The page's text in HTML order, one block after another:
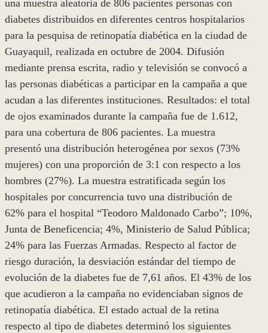
una muestra aleatoria de 806 pacientes personas con
diabetes distribuidos en diferentes centros hospitalarios
para la pesquisa de retinopatía diabética en la ciudad de
Guayaquil, realizada en octubre de 2004. Difusión
mediante prensa escrita, radio y televisión se convocó a
las personas diabéticas a participar en la campaña a que
acudan a las diferentes instituciones. Resultados: el total
de ojos examinados durante la campaña fue de 1.612,
para una cobertura de 806 pacientes. La muestra
presentó una distribución heterogénea por sexos (73%
mujeres) con una proporción de 3:1 con respecto a los
hombres (27%). La muestra estratificada según los
hospitales por concurrencia tuvo una distribución de
62% para el hospital “Teodoro Maldonado Carbo”; 10%,
Junta de Beneficencia; 4%, Ministerio de Salud Pública;
24% para las Fuerzas Armadas. Respecto al factor de
riesgo duración, la desviación estándar del tiempo de
evolución de la diabetes fue de 7,61 años. El 43% de los
que acudieron a la campaña no evidenciaban signos de
retinopatía diabética. El estado actual de la retina
respecto al tipo de diabetes determinó los siguientes